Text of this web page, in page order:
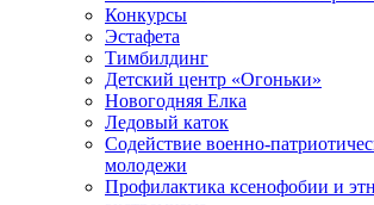
Конкурсы
Эстафета
Тимбилдинг
Детский центр «Огоньки»
Новогодняя Елка
Ледовый каток
Содействие военно-
молодежи
Профилактика ксенофобии и